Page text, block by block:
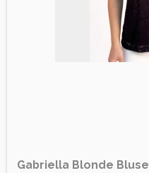
Gabriella Blonde Bluse